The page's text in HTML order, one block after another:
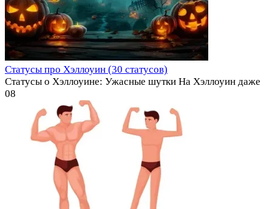
Статусы про Хэллоуин (30 статусов)
Статусы о Хэллоуине: Ужасные шутки На Хэллоуин даже
08